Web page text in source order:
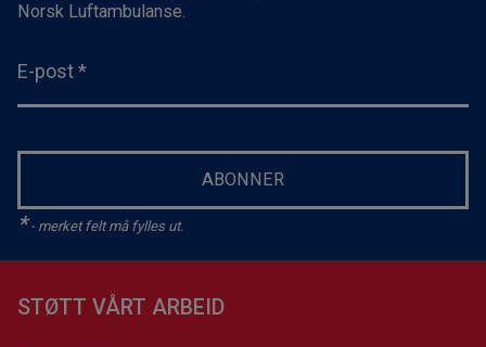
Norsk Luftambulanse.
E-post *
ABONNER
*- merket felt må fylles ut.
STØTT VÅRT ARBEID